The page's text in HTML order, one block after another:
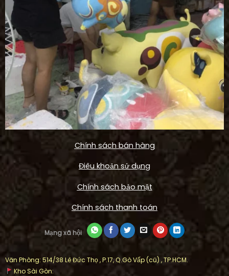
Chính sách bán hàng
Điêu khoản sử dụng
Chính sách bảo mật
Chính sách thanh toán
Mạng xã hội
Văn Phòng: 514/38 Lê Đức Thọ , P.17, Q.Gò Vấp (cũ) , TP.HCM.
Kho Sài Gòn: